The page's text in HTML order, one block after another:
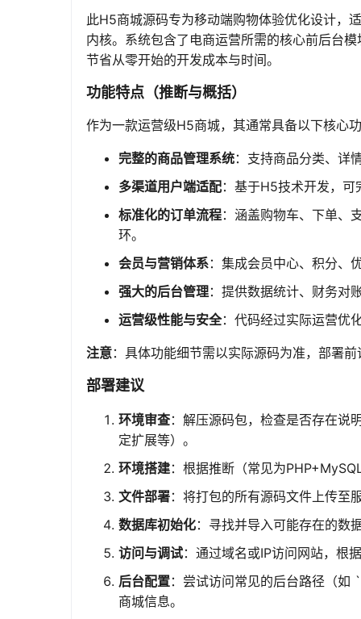
此H5商城源码专为移动端购物体验优化设计，
内核。系统包含了电商运营所需的核心前后台
节省从零开始的开发成本与时间。
功能特点（推断与概括）
作为一款运营级H5商城，其通常具备以下核心
完整的商品管理系统：支持商品分类、详
多渠道用户端适配：基于H5技术开发，
标准化的订单流程：涵盖购物车、下单、
环。
会员与营销体系：集成会员中心、积分、
强大的后台管理：提供数据统计、财务对
运营级性能与安全：代码经过实际运营优
注意：具体功能细节需以实际源码为准，部署
部署建议
环境审查：解压源码包，检查是否存在说
定扩展等）。
环境搭建：根据推断（常见为
文件部署：将打包的所有源码文件上传至
数据库初始化：寻找并导入可能存在的数
访问与调试：通过域名或IP访问网站，根
后台配置：尝试访问常见的后台路径（
商城信息。